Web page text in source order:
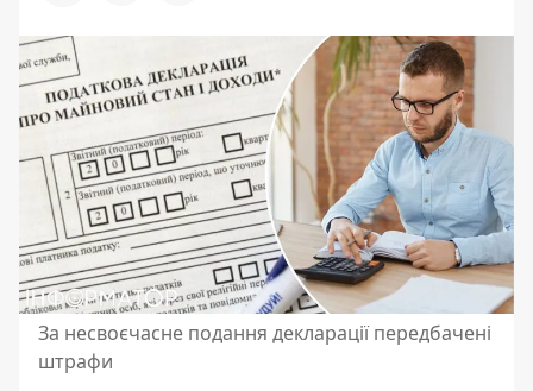
За несвоєчасне подання декларації передбачені
штрафи